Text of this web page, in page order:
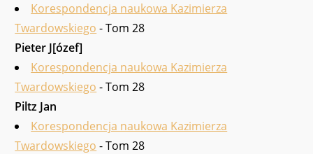
Korespondencja naukowa Kazimierza
Twardowskiego - Tom 28
Pieter J[ózef]
Korespondencja naukowa Kazimierza
Twardowskiego - Tom 28
Piltz Jan
Korespondencja naukowa Kazimierza
Twardowskiego - Tom 28